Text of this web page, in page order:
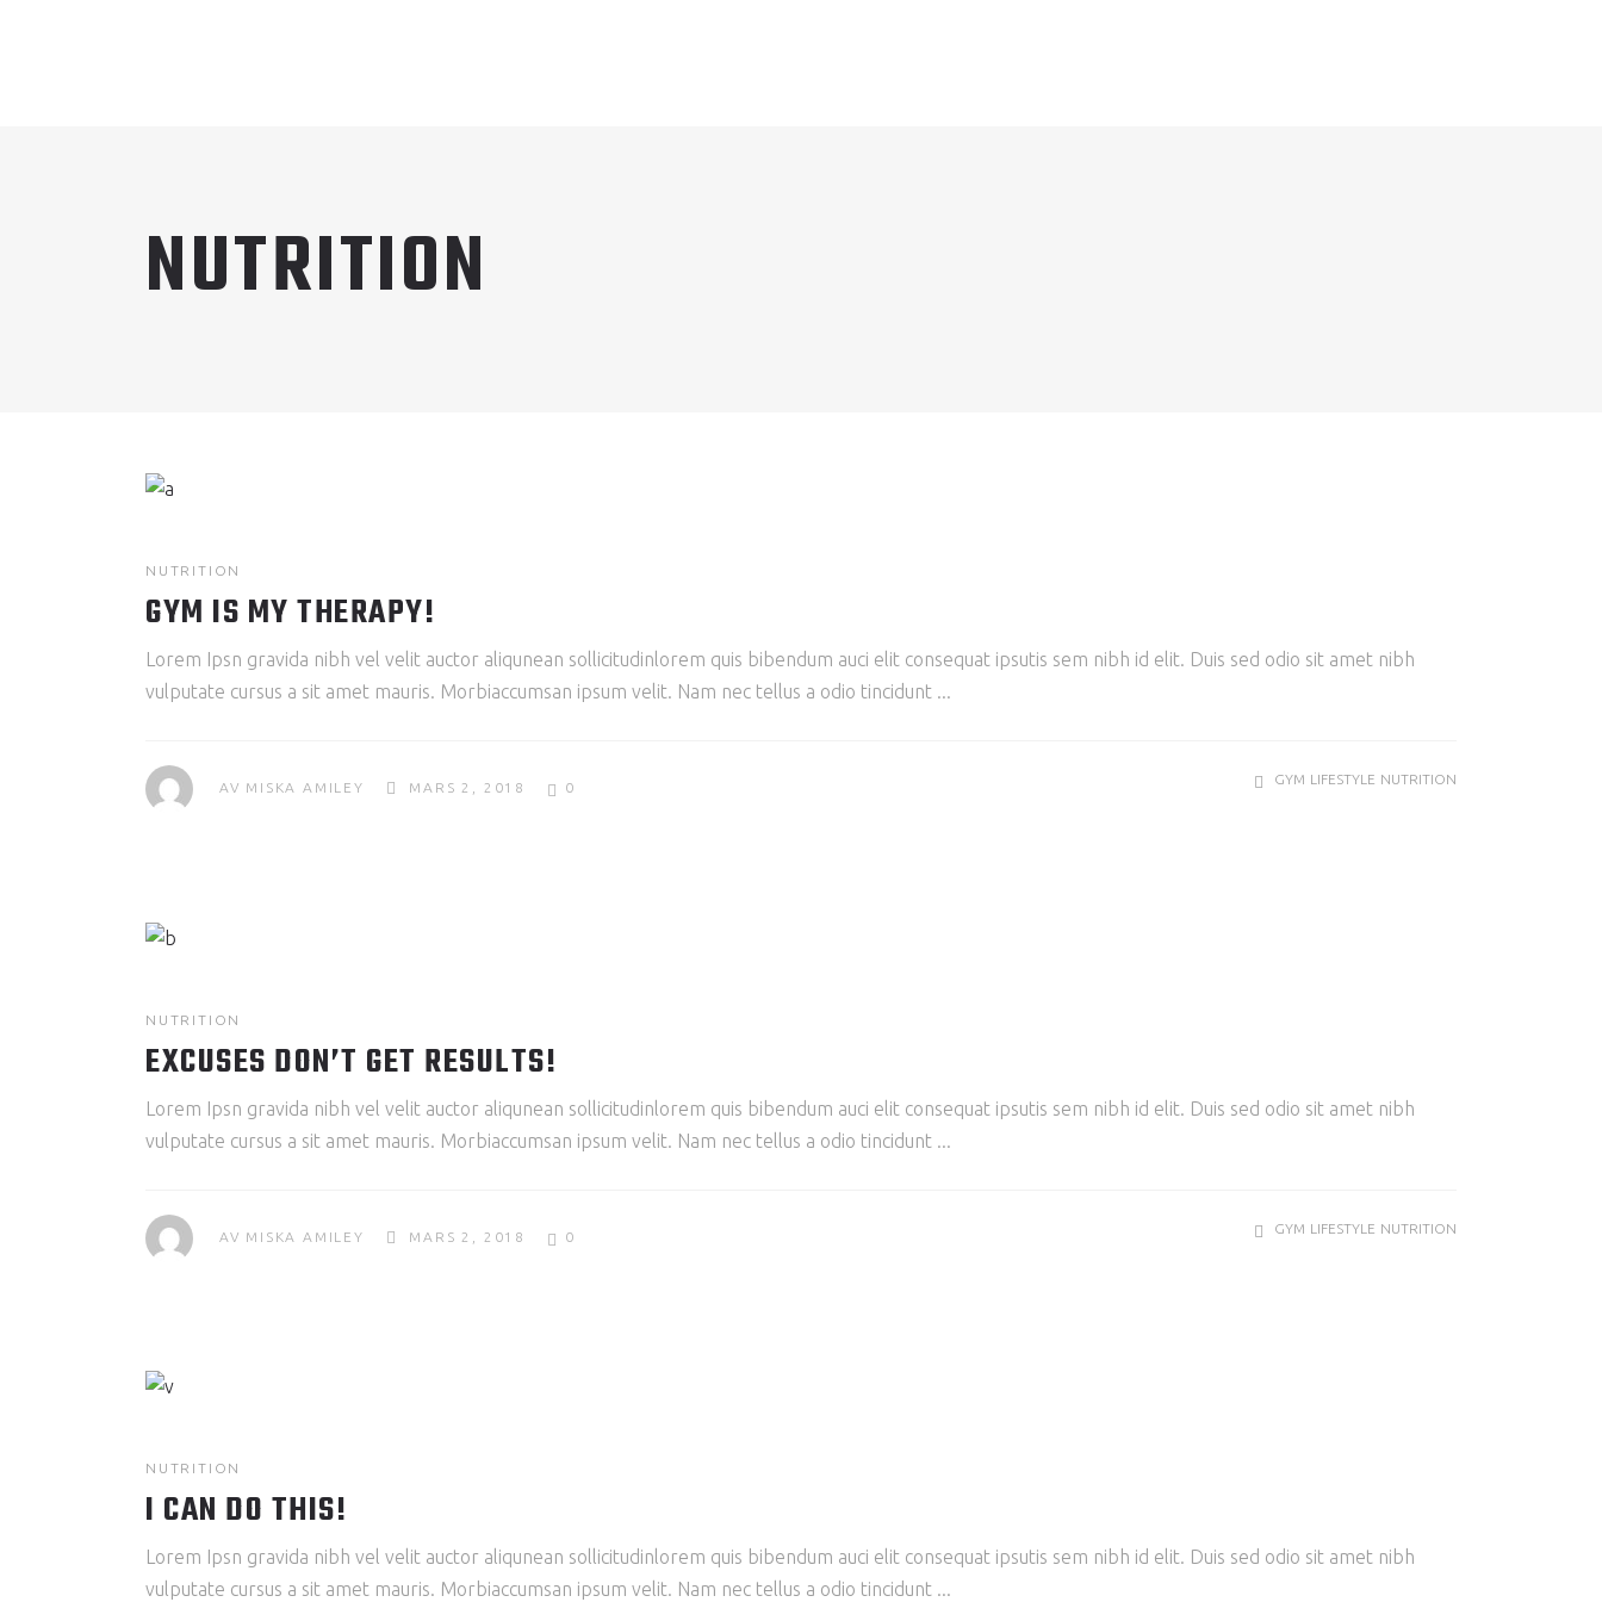
NUTRITION
NUTRITION
GYM IS MY THERAPY!
Lorem Ipsn gravida nibh vel velit auctor aliqunean sollicitudinlorem quis bibendum auci elit consequat ipsutis sem nibh id elit. Duis sed odio sit amet nibh
vulputate cursus a sit amet mauris. Morbiaccumsan ipsum velit. Nam nec tellus a odio tincidunt
AV MISKA AMILEY MARS 2, 2018 0
GYM LIFESTYLE NUTRITION
NUTRITION
EXCUSES DON’T GET RESULTS!
Lorem Ipsn gravida nibh vel velit auctor aliqunean sollicitudinlorem quis bibendum auci elit consequat ipsutis sem nibh id elit. Duis sed odio sit amet nibh
vulputate cursus a sit amet mauris. Morbiaccumsan ipsum velit. Nam nec tellus a odio tincidunt
AV MISKA AMILEY MARS 2, 2018 0
GYM LIFESTYLE NUTRITION
NUTRITION
I CAN DO THIS!
Lorem Ipsn gravida nibh vel velit auctor aliqunean sollicitudinlorem quis bibendum auci elit consequat ipsutis sem nibh id elit. Duis sed odio sit amet nibh
vulputate cursus a sit amet mauris. Morbiaccumsan ipsum velit. Nam nec tellus a odio tincidunt